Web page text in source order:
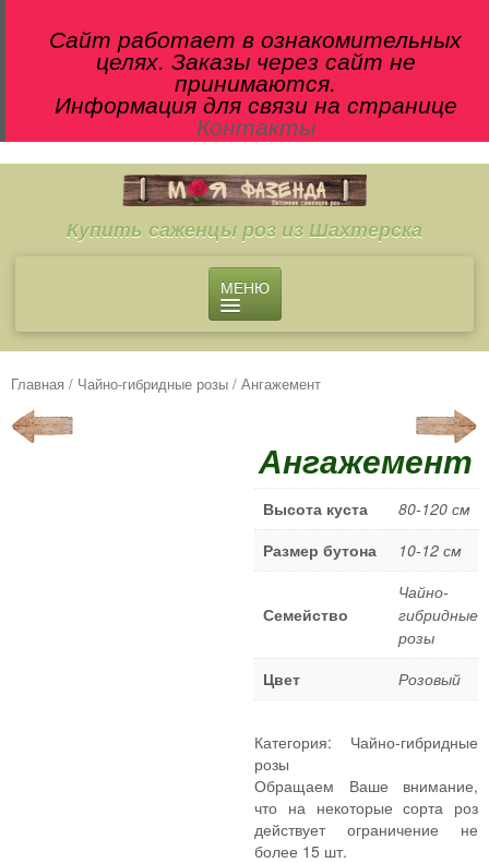
Сайт работает в ознакомительных
целях. Заказы через сайт не
принимаются.
Информация для связи на странице
Контакты
Купить саженцы роз из Шахтерска
МЕНЮ
О ПИТОМНИКЕ
МАГАЗИН
Главная / Чайно-гибридные розы / Ангажемент
Ангажемент
Высота куста
80-120 см
Размер бутона
10-12 см
Семейство
Чайно-
гибридные
розы
Цвет
Розовый
Категория: Чайно-гибридные
розы
Обращаем Ваше внимание,
что на некоторые сорта роз
действует ограничение не
более 15 шт.